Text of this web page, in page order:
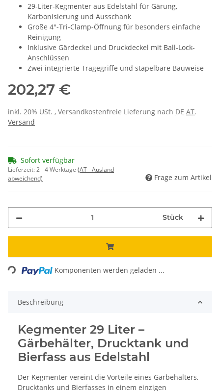
29-Liter-Kegmenter aus Edelstahl für Gärung,
Karbonisierung und Ausschank
Große 4"-Tri-Clamp-Öffnung für besonders einfache
Reinigung
Inklusive Gärdeckel und Druckdeckel mit Ball-Lock-
Anschlüssen
Zwei integrierte Tragegriffe und stapelbare Bauweise
202,27 €
inkl. 20% USt. , Versandkostenfreie Lieferung nach DE AT.
Versand
Sofort verfügbar
Lieferzeit:2 - 4 Werktage (AT - Ausland
abweichend)
Frage zum Artikel
Stück
Komponenten werden geladen ...
Beschreibung
Kegmenter 29 Liter –
Gärbehälter, Drucktank und
Bierfass aus Edelstahl
Der Kegmenter vereint die Vorteile eines Gärbehälters,
Drucktanks und Bierfasses in einem einzigen